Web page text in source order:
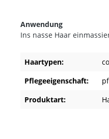
Anwendung
Ins nasse Haar
Haartypen:
Pflegeeigenschaft:
Produktart: